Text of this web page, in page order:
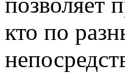
кто по